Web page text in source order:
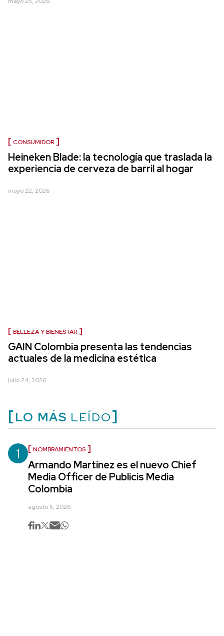
CONSUMIDOR
Heineken Blade: la tecnología que traslada la
experiencia de cerveza de barril al hogar
mayo 22, 2026
BELLEZA Y BIENESTAR
GAIN Colombia presenta las tendencias
actuales de la medicina estética
julio 24, 2026
LO MÁS LEÍDO
1 NOMBRAMIENTOS
Armando Martínez es el nuevo Chief
Media Officer de Publicis Media
Colombia
agosto 5, 2026